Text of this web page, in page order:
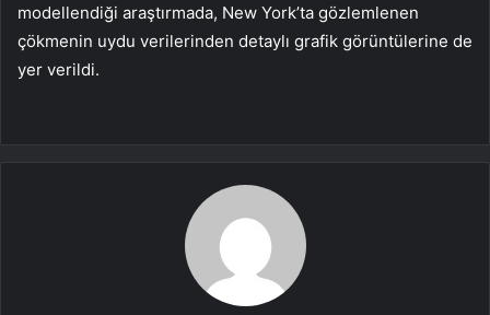
modellendiği araştırmada, New York’ta gözlemlenen
çökmenin uydu verilerinden detaylı grafik görüntülerine de
yer verildi.